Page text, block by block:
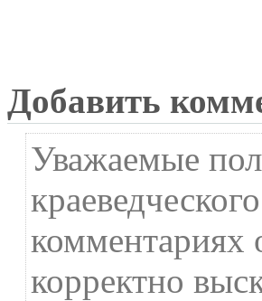
Добавить
Уважаемые
комментариях
корректно